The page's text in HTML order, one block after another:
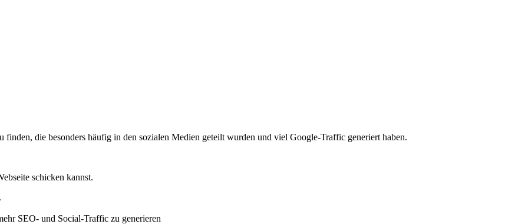
die besonders häufig in den sozialen Medien geteilt wurden und viel Google-Traffic generiert haben.
schicken kannst.
SEO- und Social-Traffic zu generieren